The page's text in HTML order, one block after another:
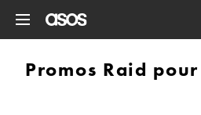
Promos Raid pour